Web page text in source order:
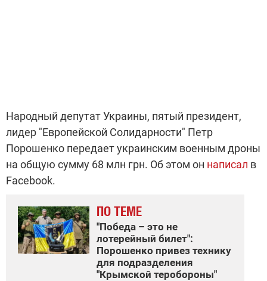
Народный депутат Украины, пятый президент,
лидер "Европейской Солидарности" Петр
Порошенко передает украинским военным дроны
на общую сумму 68 млн грн. Об этом он написал в
Facebook.
ПО ТЕМЕ
"Победа – это не
лотерейный билет":
Порошенко привез технику
для подразделения
"Крымской теробороны"